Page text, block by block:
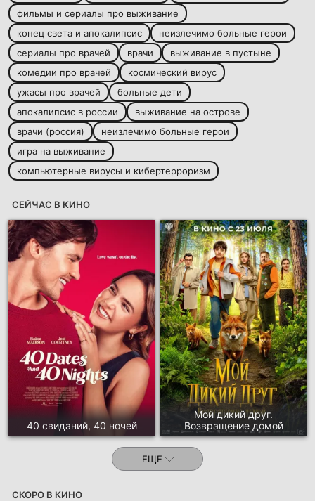
фильмы и сериалы про выживание
конец света и апокалипсис
неизлечимо больные герои
сериалы про врачей
врачи
выживание в пустыне
комедии про врачей
космический вирус
ужасы про врачей
больные дети
апокалипсис в россии
выживание на острове
врачи (россия)
неизлечимо больные герои
игра на выживание
компьютерные вирусы и кибертерроризм
СЕЙЧАС В КИНО
40 свиданий, 40 ночей
Мой дикий друг.
Возвращение домой
ЕЩЕ
СКОРО В КИНО